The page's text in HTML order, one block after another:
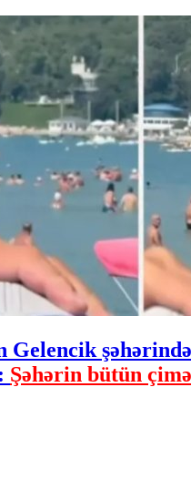
Gelencik
Şəhərin bütün